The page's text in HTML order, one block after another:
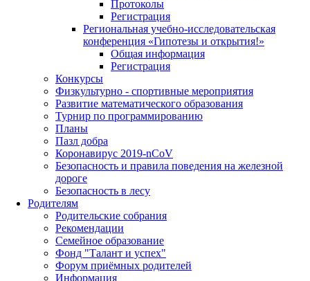
Протоколы
Регистрация
Региональная учебно-исследовательская
конференция «Гипотезы и открытия!»
Общая информация
Регистрация
Конкурсы
Физкультурно - спортивные мероприятия
Развитие математического образования
Турнир по программированию
Планы
Пазл добра
Коронавирус 2019-nCoV
Безопасность и правила поведения на железной
дороге
Безопасность в лесу
Родителям
Родительские собрания
Рекомендации
Семейное образование
Фонд "Талант и успех"
Форум приёмных родителей
Информация